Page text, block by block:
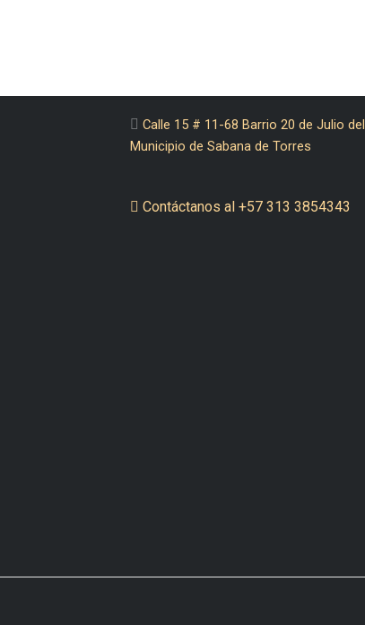
Calle 15 # 11-68 Barrio 20 de Julio del
Municipio de Sabana de Torres
Contáctanos al +57 313 3854343